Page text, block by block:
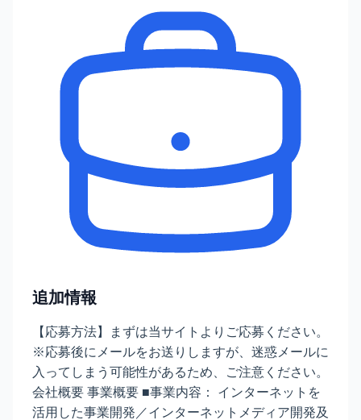
追加情報
【応募方法】まずは当サイトよりご応募ください。
※応募後にメールをお送りしますが、迷惑メールに
入ってしまう可能性があるため、ご注意ください。
会社概要 事業概要 ■事業内容： インターネットを
活用した事業開発／インターネットメディア開発及